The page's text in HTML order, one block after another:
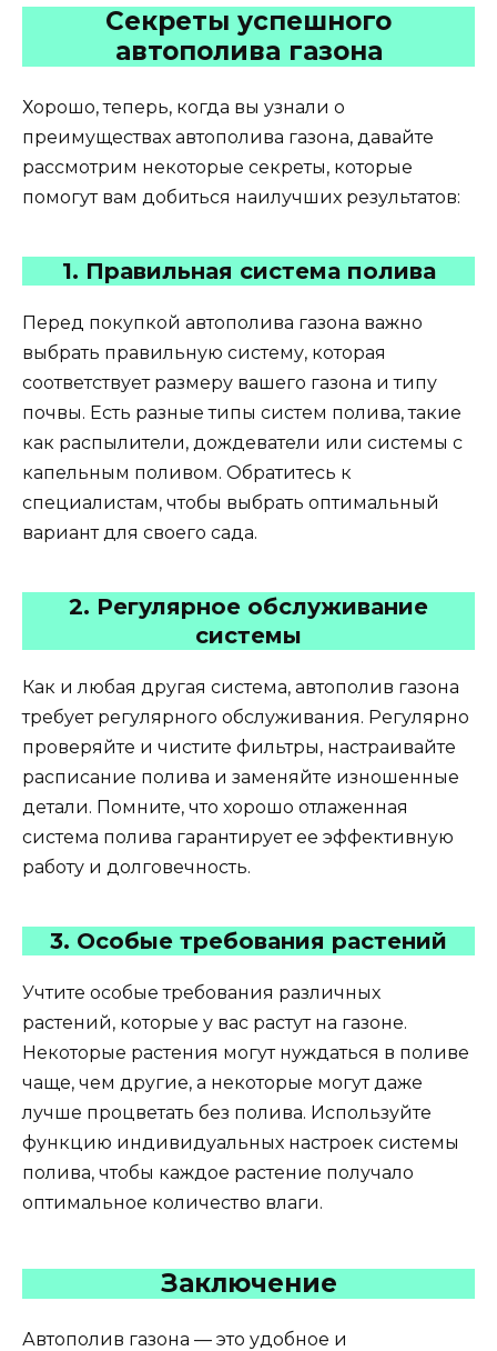
Секреты успешного
автополива газона
Хорошо, теперь, когда вы узнали о
преимуществах автополива газона, давайте
рассмотрим некоторые секреты, которые
помогут вам добиться наилучших результатов:
1. Правильная система полива
Перед покупкой автополива газона важно
выбрать правильную систему, которая
соответствует размеру вашего газона и типу
почвы. Есть разные типы систем полива, такие
как распылители, дождеватели или системы с
капельным поливом. Обратитесь к
специалистам, чтобы выбрать оптимальный
вариант для своего сада.
2. Регулярное обслуживание
системы
Как и любая другая система, автополив газона
требует регулярного обслуживания. Регулярно
проверяйте и чистите фильтры, настраивайте
расписание полива и заменяйте изношенные
детали. Помните, что хорошо отлаженная
система полива гарантирует ее эффективную
работу и долговечность.
3. Особые требования растений
Учтите особые требования различных
растений, которые у вас растут на газоне.
Некоторые растения могут нуждаться в поливе
чаще, чем другие, а некоторые могут даже
лучше процветать без полива. Используйте
функцию индивидуальных настроек системы
полива, чтобы каждое растение получало
оптимальное количество влаги.
Заключение
Автополив газона — это удобное и